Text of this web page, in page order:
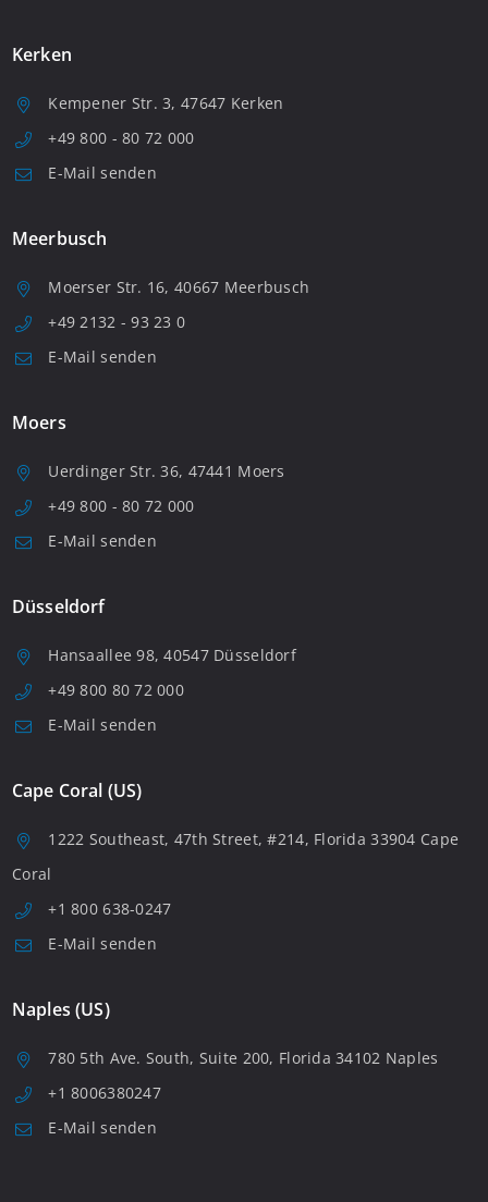
Kerken
Kempener Str. 3, 47647 Kerken
+49 800 - 80 72 000
E-Mail senden
Meerbusch
Moerser Str. 16, 40667 Meerbusch
+49 2132 - 93 23 0
E-Mail senden
Moers
Uerdinger Str. 36, 47441 Moers
+49 800 - 80 72 000
E-Mail senden
Düsseldorf
Hansaallee 98, 40547 Düsseldorf
+49 800 80 72 000
E-Mail senden
Cape Coral (US)
1222 Southeast, 47th Street, #214, Florida 33904 Cape
Coral
+1 800 638-0247
E-Mail senden
Naples (US)
780 5th Ave. South, Suite 200, Florida 34102 Naples
+1 8006380247
E-Mail senden